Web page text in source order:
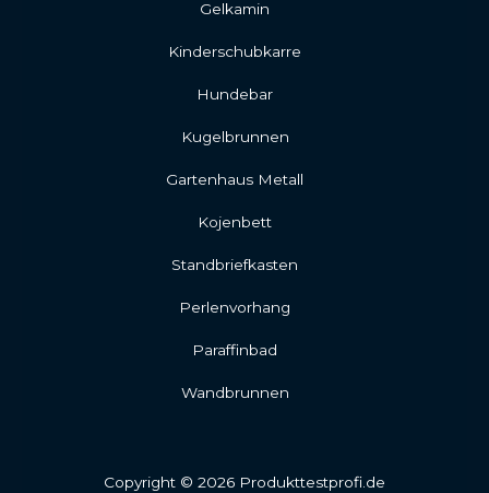
Gelkamin
Kinderschubkarre
Hundebar
Kugelbrunnen
Gartenhaus Metall
Kojenbett
Standbriefkasten
Perlenvorhang
Paraffinbad
Wandbrunnen
Copyright © 2026 Produkttestprofi.de